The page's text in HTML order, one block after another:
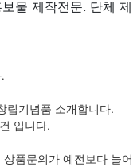
물 제작전문. 단체 제
립기념품 소개합니다.
입니다.
품문의가 예전보다 늘어